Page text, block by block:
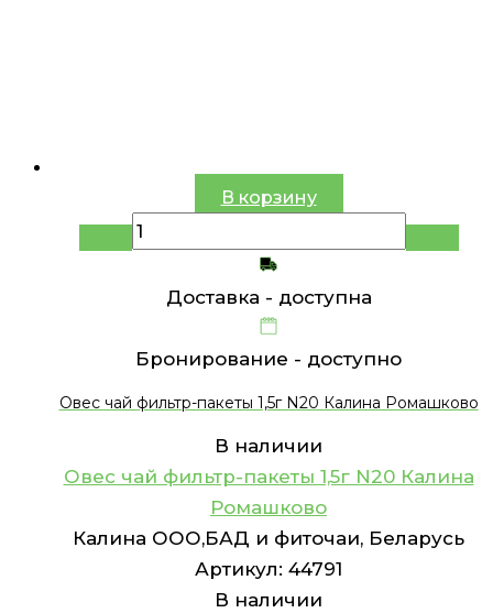
В корзину
Доставка - доступна
Бронирование - доступно
Овес чай фильтр-пакеты 1,5г N20 Калина Ромашково
В наличии
Овес чай фильтр-пакеты 1,5г N20 Калина
Ромашково
Калина ООО,БАД и фиточаи, Беларусь
Артикул: 44791
В наличии